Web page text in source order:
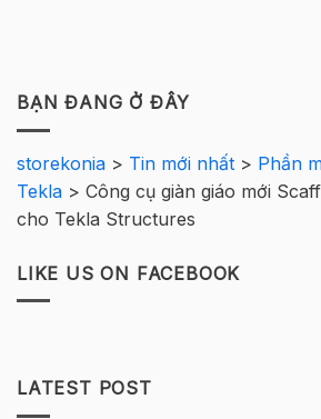
BẠN ĐANG Ở ĐÂY
storekonia > Tin mới nhất > Phần
Tekla > Công cụ giàn giáo mới
cho Tekla Structures
LIKE US ON FACEBOOK
LATEST POST